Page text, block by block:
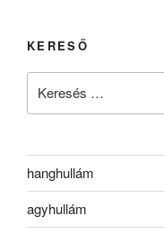
KERESŐ
hanghullám
agyhullám